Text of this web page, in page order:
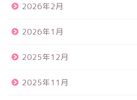
2026年2月
2026年1月
2025年12月
2025年11月